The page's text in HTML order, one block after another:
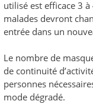
utilisé est efficace 3
malades devront
entrée dans un
Le nombre de
de continuité
personnes
mode dégradé.